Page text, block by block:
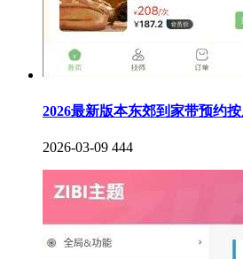
2026最新版本东郊到家带预约
2026-03-09 444